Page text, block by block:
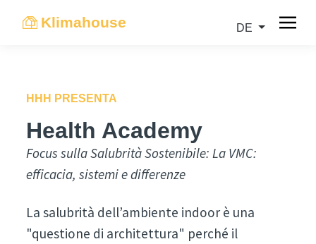
Klimahouse DE
HHH PRESENTA
Health Academy
Focus sulla Salubrità Sostenibile: La VMC:
efficacia, sistemi e differenze
La salubrità dell’ambiente indoor è una
"questione di architettura" perché il